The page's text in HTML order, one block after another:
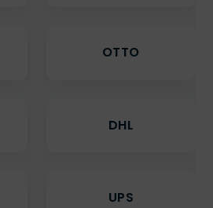
OTTO
DHL
UPS